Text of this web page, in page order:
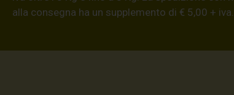
alla consegna ha un supplemento di € 5,00 + iva.